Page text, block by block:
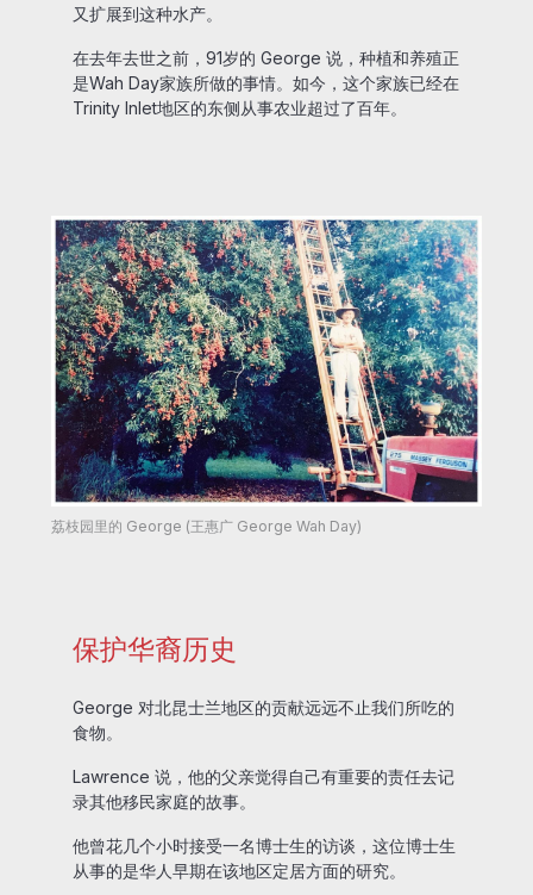
又扩展到这种水产。
在去年去世之前，91岁的 George 说，种植和养殖正
是Wah Day家族所做的事情。如今，这个家族已经在
Trinity Inlet地区的东侧从事农业超过了百年。
荔枝园里的 George (王惠广 George Wah Day)
保护华裔历史
George 对北昆士兰地区的贡献远远不止我们所吃的
食物。
Lawrence 说，他的父亲觉得自己有重要的责任去记
录其他移民家庭的故事。
他曾花几个小时接受一名博士生的访谈，这位博士生
从事的是华人早期在该地区定居方面的研究。